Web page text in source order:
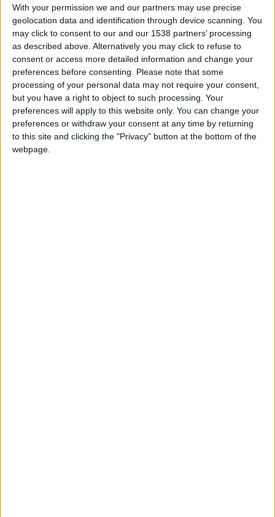
With your permission we and our partners may use precise
geolocation data and identification through device scanning. You
may click to consent to our and our 1538 partners’ processing
as described above. Alternatively you may click to refuse to
consent or access more detailed information and change your
preferences before consenting.
Please note that some
processing of your personal data may not require your consent,
but you have a right to object to such processing. Your
preferences will apply to this website only. You can change your
preferences or withdraw your consent at any time by returning
to this site and clicking the "Privacy" button at the bottom of the
webpage.
Avec Rom, Damien et Patrice.